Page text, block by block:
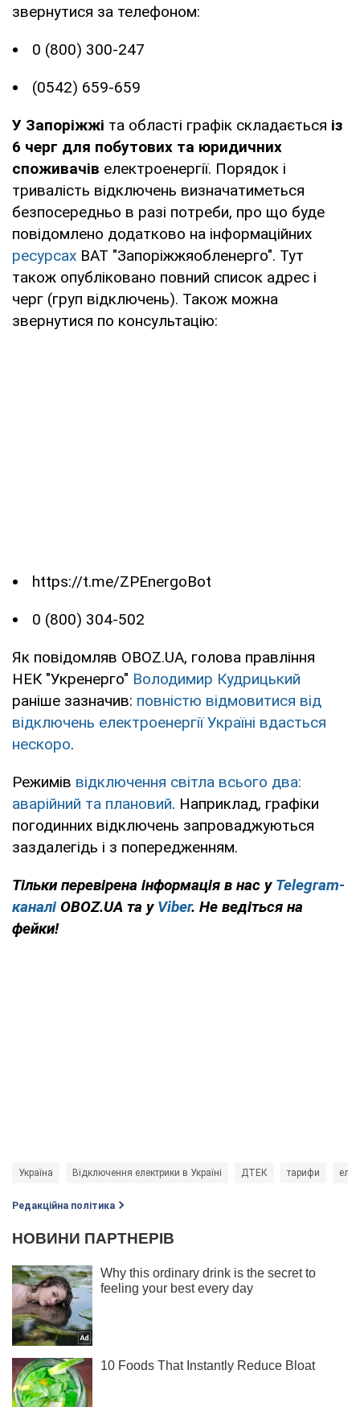
звернутися за телефоном:
0 (800) 300-247
(0542) 659-659
У Запоріжжі та області графік складається із
6 черг для побутових та юридичних
споживачів електроенергії. Порядок і
тривалість відключень визначатиметься
безпосередньо в разі потреби, про що буде
повідомлено додатково на інформаційних
ресурсах ВАТ "Запоріжжяобленерго". Тут
також опубліковано повний список адрес і
черг (груп відключень). Також можна
звернутися по консультацію:
https://t.me/ZPEnergoBot
0 (800) 304-502
Як повідомляв OBOZ.UA, голова правління
НЕК "Укренерго" Володимир Кудрицький
раніше зазначив: повністю відмовитися від
відключень електроенергії Україні вдасться
нескоро.
Режимів відключення світла всього два:
аварійний та плановий. Наприклад, графіки
погодинних відключень запроваджуються
заздалегідь і з попередженням.
Тільки перевірена інформація в нас у Telegram-
каналі OBOZ.UA та у Viber. Не ведіться на
фейки!
Україна Відключення електрики в Україні ДТЕК тарифи
Редакційна політика